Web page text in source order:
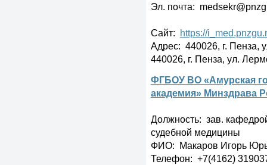
Эл. почта:
Сайт: https://
Адрес: 440026, г. Пенза,
440026, г. Пенза, ул.
ФГБОУ ВО «Амурская
академия» Минздрава
Должность: зав.
судебной медицины
ФИО: Макаров Игорь
Телефон: +7(4162)